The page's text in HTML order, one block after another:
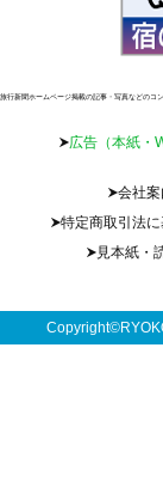
旅行新聞ホームページ掲載の記事・写真などのコ
広告（本紙・
会社案
特定商取引法
見本紙・